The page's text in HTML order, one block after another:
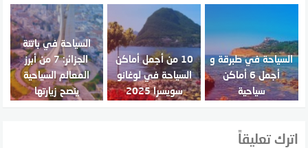
السياحة في طبرقة و
أجمل 6 أماكن
سياحية
10 من أجمل أماكن
السياحة في لوغانو
سويسرا 2025
السياحة في باتنة
الجزائر: 7 من أبرز
المعالم السياحية
ينصح زيارتها
اترك تعليقاً